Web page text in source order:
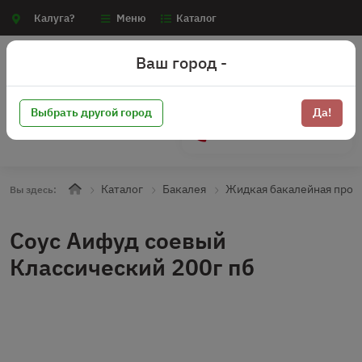
Калуга? Меню Каталог
Вы здесь: Каталог Бакалея Жидкая бакалейная
Соус Аифуд соевый
Классический 200г пб
Ваш город -
Выбрать другой город Да!